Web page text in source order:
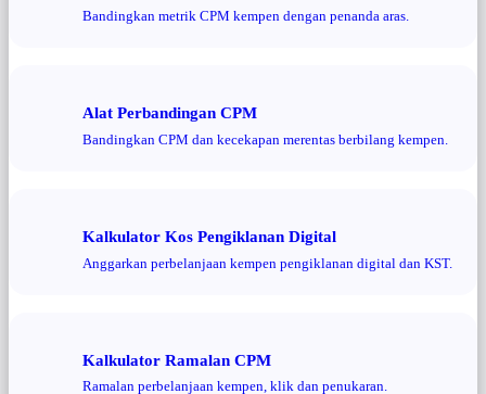
Bandingkan metrik CPM kempen dengan penanda aras.
Alat Perbandingan CPM
Bandingkan CPM dan kecekapan merentas berbilang kempen.
Kalkulator Kos Pengiklanan Digital
Anggarkan perbelanjaan kempen pengiklanan digital dan KST.
Kalkulator Ramalan CPM
Ramalan perbelanjaan kempen, klik dan penukaran.